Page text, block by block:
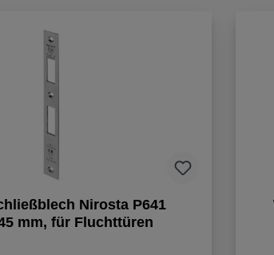
Nirosta P641
mm, für Fluchttüren